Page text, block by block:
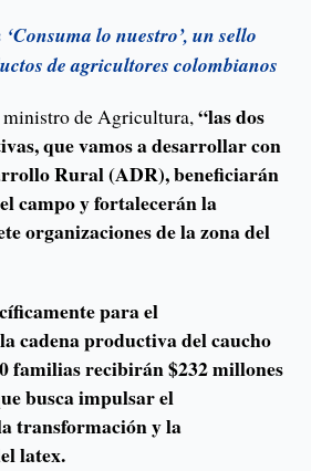
lo nuestro’, un sello
de agricultores colombianos
ministro de Agricultura,“las dos
que vamos a desarrollar con
Rural (ADR), beneficiarán
campo y fortalecerán la
organizaciones de la zona del
para el
cadena productiva del caucho
familias recibirán $232 millones
busca impulsar el
transformación y la
latex.